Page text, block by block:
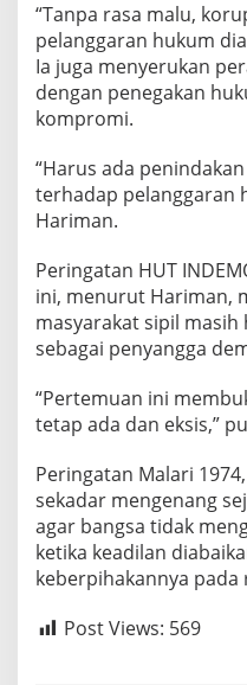
“Tanpa rasa malu,
pelanggaran hukum
Ia juga menyerukan
dengan penegakan
kompromi.
“Harus ada
terhadap pelanggaran
Hariman.
Peringatan HUT
ini, menurut Hariman,
masyarakat sipil
sebagai penyangga
“Pertemuan ini
tetap ada dan eksis,”
Peringatan Malari
sekadar mengenang
agar bangsa tidak
ketika keadilan
keberpihakannya pada
Post Views: 569